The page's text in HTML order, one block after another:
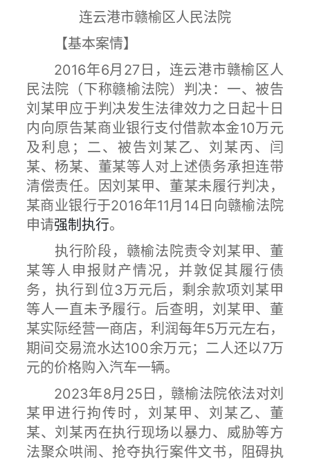
连云港市赣榆区人民法院
【基本案情】
2016年6月27日，连云港市赣榆区人
民法院（下称赣榆法院）判决：一、被告
刘某甲应于判决发生法律效力之日起十日
内向原告某商业银行支付借款本金10万元
及利息；二、被告刘某乙、刘某丙、闫
某、杨某、董某等人对上述债务承担连带
清偿责任。因刘某甲、董某未履行判决，
某商业银行于2016年11月14日向赣榆法院
申请强制执行。
执行阶段，赣榆法院责令刘某甲、董
某等人申报财产情况，并敦促其履行债
务，执行到位3万元后，剩余款项刘某甲
等人一直未予履行。后查明，刘某甲、董
某实际经营一商店，利润每年5万元左右，
期间交易流水达100余万元；二人还以7万
元的价格购入汽车一辆。
2023年8月25日，赣榆法院依法对刘
某甲进行拘传时，刘某甲、刘某乙、董
某、刘某丙在执行现场以暴力、威胁等方
法聚众哄闹、抢夺执行案件文书，阻碍执